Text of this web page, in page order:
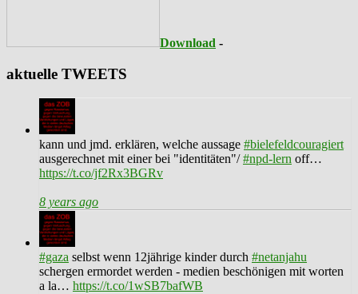
Download -
aktuelle TWEETS
kann und jmd. erklären, welche aussage #bielefeldcouragiert
ausgerechnet mit einer bei "identitäten"/#npd-lern off…
https://t.co/jf2Rx3BGRv
8 years ago
#gaza selbst wenn 12jährige kinder durch #netanjahu
schergen ermordet werden - medien beschönigen mit worten
a la… https://t.co/1wSB7bafWB